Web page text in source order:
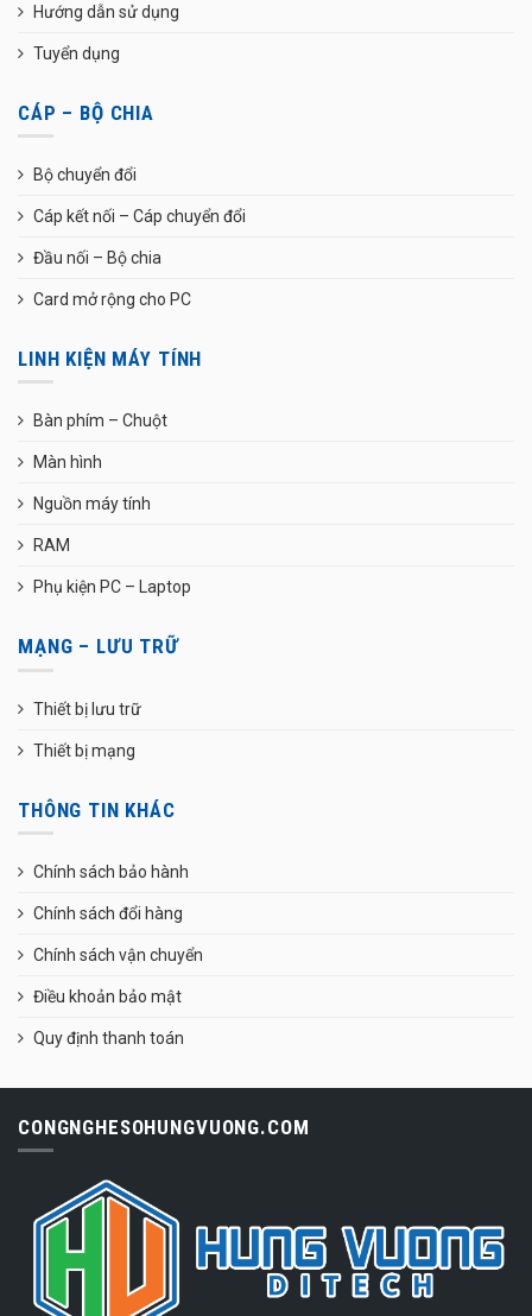
Hướng dẫn sử dụng
Tuyển dụng
CÁP – BỘ CHIA
Bộ chuyển đổi
Cáp kết nối – Cáp chuyển đổi
Đầu nối – Bộ chia
Card mở rộng cho PC
LINH KIỆN MÁY TÍNH
Bàn phím – Chuột
Màn hình
Nguồn máy tính
RAM
Phụ kiện PC – Laptop
MẠNG – LƯU TRỮ
Thiết bị lưu trữ
Thiết bị mạng
THÔNG TIN KHÁC
Chính sách bảo hành
Chính sách đổi hàng
Chính sách vận chuyển
Điều khoản bảo mật
Quy định thanh toán
CONGNGHESOHUNGVUONG.COM